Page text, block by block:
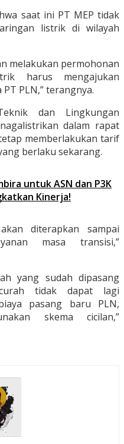
saat ini PT MEP tidak
listrik di wilayah
melakukan permohonan
harus mengajukan
PLN,” terangnya.
dan Lingkungan
dalam rapat
memberlakukan tarif
berlaku sekarang.
untuk ASN dan P3K
Kinerja!
diterapkan sampai
masa transisi,”
yang sudah dipasang
tidak dapat lagi
pasang baru PLN,
skema cicilan,”